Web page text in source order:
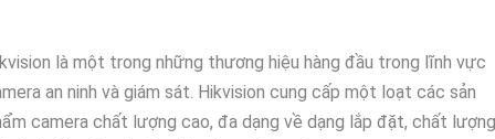
là một trong những thương hiệu hàng đầu trong lĩnh vực
an ninh và giám sát. Hikvision cung cấp một loạt các sản
camera chất lượng cao, đa dạng về dạng lắp đặt, chất lượng